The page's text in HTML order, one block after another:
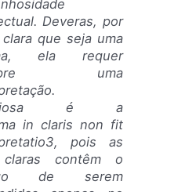
Deveras, por
clara que seja uma
ela requer
uma
é a
in claris non fit
pois as
contêm o
de serem